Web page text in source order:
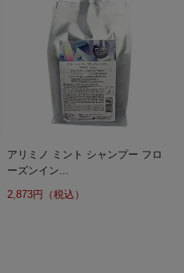
アリミノ ミント シャンプー フロ
ーズンイン...
2,873円（税込）